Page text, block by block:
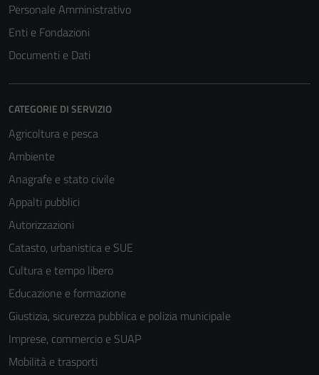
Personale Amministrativo
Enti e Fondazioni
Documenti e Dati
CATEGORIE DI SERVIZIO
Agricoltura e pesca
Ambiente
Anagrafe e stato civile
Appalti pubblici
Autorizzazioni
Catasto, urbanistica e SUE
Cultura e tempo libero
Educazione e formazione
Giustizia, sicurezza pubblica e polizia municipale
Imprese, commercio e SUAP
Mobilità e trasporti